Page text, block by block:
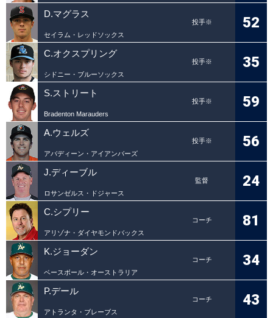
D.マグラス
投手※
セイラム・レッドソックス
52
C.オクスプリング
投手※
シドニー・ブルーソックス
35
S.ストリート
投手※
Bradenton Marauders
59
A.ウェルズ
投手※
アバディーン・アイアンバーズ
56
J.ディーブル
監督
ロサンゼルス・ドジャース
24
C.シプリー
コーチ
アリゾナ・ダイヤモンドバックス
81
K.ジョーダン
コーチ
ベースボール・オーストラリア
34
P.デール
コーチ
アトランタ・ブレーブス
43